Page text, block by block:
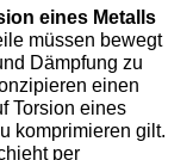
eines Metalls
müssen bewegt
Dämpfung zu
einen
Torsion eines
komprimieren gilt.
per